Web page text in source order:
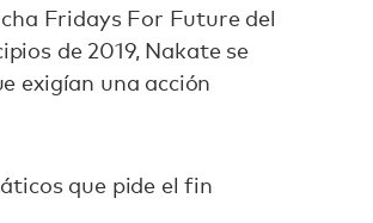
Fridays For Future del
de 2019, Nakate se
exigían una acción
que pide el fin